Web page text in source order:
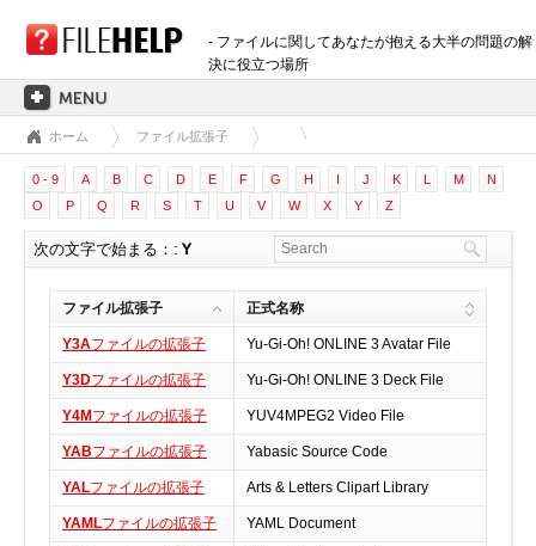
- ファイルに関してあなたが抱える大半の問題の解
決に役立つ場所
ホーム
拡張子のカテゴリー
3D画像ファイル
音声ファイル
CADファイル
圧縮ファイル
データファイル
データベースファイル
開発用ファイル
ディスクイメージファイル
暗号化されたファイル
ホーム ファイル拡張子
0 - 9 A B C D E F G H I J K L M
N
O
P Q R S T U V W X Y Z
次の文字で始まる：: Y
ファイル拡張子 正式名称
Y3Aファイルの拡張子 Yu-Gi-Oh! ONLINE 3 Avatar File
Y3Dファイルの拡張子 Yu-Gi-Oh! ONLINE 3 Deck File
Y4M ファイルの拡張子 YUV4MPEG2 Video File
YABファイルの拡張子 Yabasic Source Code
YALファイルの拡張子 Arts & Letters Clipart Library
YAMLファイルの拡張子 YAML Document